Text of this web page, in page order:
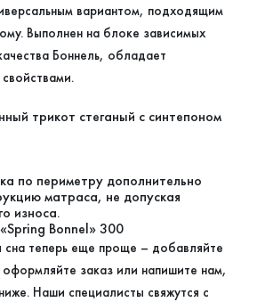
вариантом, подходящим
Выполнен на блоке зависимых
Боннель, обладает
трикот стеганый с синтепоном
по периметру дополнительно
матраса, не допуская
износа.
Bonnel» 300
сна теперь еще проще – добавляйте
оформляйте заказ или напишите нам,
Наши специалисты свяжутся с